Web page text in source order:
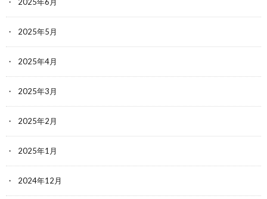
2025年5月
2025年4月
2025年3月
2025年2月
2025年1月
2024年12月